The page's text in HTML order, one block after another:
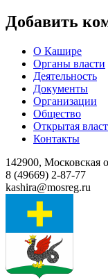
Добавить
О Кашире
Органы власти
Деятельность
Документы
Организации
Общество
Открытая
Контакты
142900, Московская
8 (49669) 2-87-77
kashira@mosreg.ru